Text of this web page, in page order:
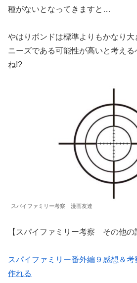
種がないとなってきますと…
やはりボンドは標準よりもかなり
ニーズである可能性が高いと考え
ね!?
スパイファミリー考察｜漫画友達
【スパイファミリー考察 その他の
スパイファミリー番外編９感想＆
作れる